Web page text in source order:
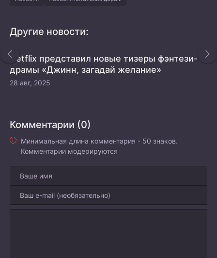
Другие новости:
Netflix представил новые тизеры фэнтези-
драмы «Джинн, загадай желание»
28 авг, 2025
Комментарии (0)
Минимальная длина комментария - 50 знаков.
Комментарии модерируются